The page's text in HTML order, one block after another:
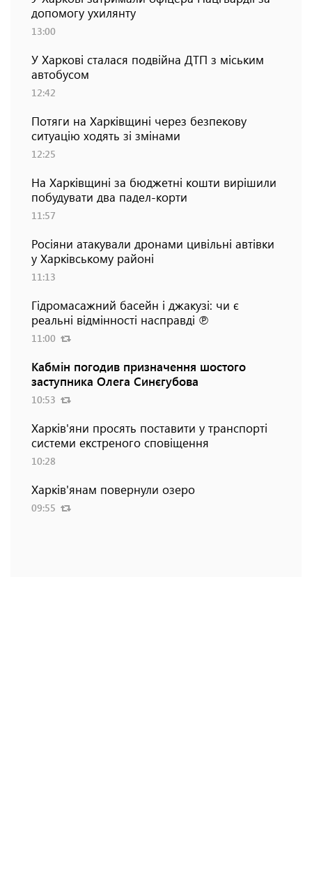
допомогу ухилянту
13:00
У Харкові сталася подвійна ДТП з міським
автобусом
12:42
Потяги на Харківщині через безпекову
ситуацію ходять зі змінами
12:25
На Харківщині за бюджетні кошти вирішили
побудувати два падел-корти
11:57
Росіяни атакували дронами цивільні автівки
у Харківському районі
11:13
Гідромасажний басейн і джакузі: чи є
реальні відмінності насправді ℗
11:00
Кабмін погодив призначення шостого
заступника Олега Синєгубова
10:53
Харків'яни просять поставити у транспорті
системи екстреного сповіщення
10:28
Харків'янам повернули озеро
09:55